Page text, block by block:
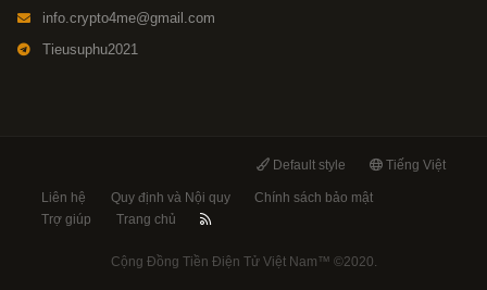
info.crypto4me@gmail.com
Tieusuphu2021
Default style Tiếng Việt
Liên hệ Quy định và Nội quy
Chính sách bảo mật
Trợ giúp
Trang chủ
Cộng Đồng Tiền Điện Tử Việt Nam™ ©2020.